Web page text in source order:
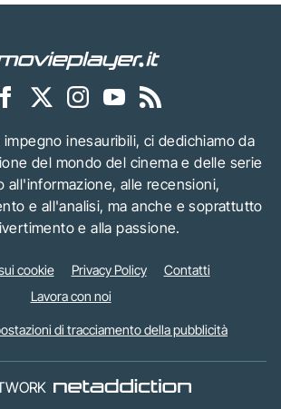
inesauribili, ci dedichiamo da
del mondo del cinema e delle serie
all'informazione, alle recensioni,
e all'analisi, ma anche e soprattutto
e alla passione.
cookie Privacy Policy
Contatti
Lavora con noi
di tracciamento della pubblicità